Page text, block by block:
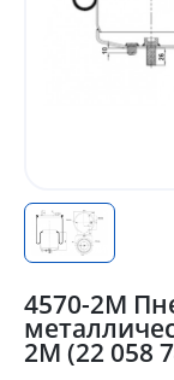
4570-2M
2M (22 058